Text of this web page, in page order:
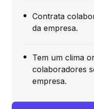
Contrata
da empresa.
Tem um clima
colaboradores
empresa.